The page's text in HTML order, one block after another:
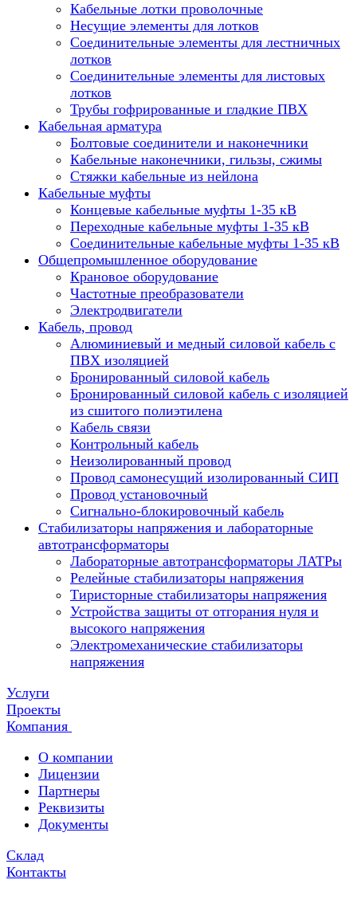
Кабельные лотки проволочные
Несущие элементы для лотков
Соединительные элементы для лестничных
лотков
Соединительные элементы для листовых
лотков
Трубы гофрированные и гладкие ПВХ
Кабельная арматура
Болтовые соединители и наконечники
Кабельные наконечники, гильзы, сжимы
Стяжки кабельные из нейлона
Кабельные муфты
Концевые кабельные муфты 1-35 кВ
Переходные кабельные муфты 1-35 кВ
Соединительные кабельные муфты 1-35 кВ
Общепромышленное оборудование
Крановое оборудование
Частотные преобразователи
Электродвигатели
Кабель, провод
Алюминиевый и медный силовой кабель с
ПВХ изоляцией
Бронированный силовой кабель
Бронированный силовой кабель с изоляцией
из сшитого полиэтилена
Кабель связи
Контрольный кабель
Неизолированный провод
Провод самонесущий изолированный СИП
Провод установочный
Сигнально-блокировочный кабель
Стабилизаторы напряжения и лабораторные
автотрансформаторы
Лабораторные автотрансформаторы ЛАТРы
Релейные стабилизаторы напряжения
Тиристорные стабилизаторы напряжения
Устройства защиты от отгорания нуля и
высокого напряжения
Электромеханические стабилизаторы
напряжения
Услуги
Проекты
Компания
О компании
Лицензии
Партнеры
Реквизиты
Документы
Склад
Контакты